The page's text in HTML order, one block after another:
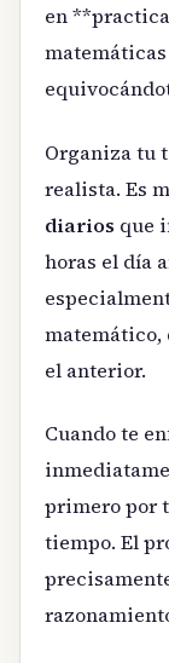
en
Organiza tu
realista. Es
diarios que
horas el día
matemático,
el anterior.
Cuando te
primero por
tiempo. El